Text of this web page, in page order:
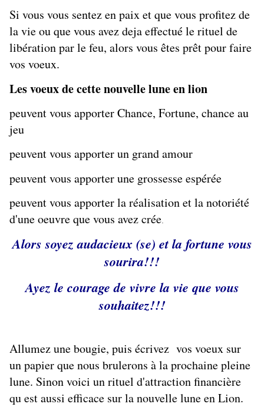
Si vous vous sentez en paix et que vous profitez de
la vie ou que vous avez deja effectué le rituel de
libération par le feu, alors vous êtes prêt pour faire
vos voeux.
Les voeux de cette nouvelle lune en lion
peuvent vous apporter Chance, Fortune, chance au
jeu
peuvent vous apporter un grand amour
peuvent vous apporter une grossesse espérée
peuvent vous apporter la réalisation et la notoriété
d'une oeuvre que vous avez crée
Alors soyez audacieux (se) et la fortune vous
sourira!!!
Ayez le courage de vivre la vie que vous
souhaitez!!!
Allumez une bougie, puis écrivez vos voeux sur
un papier que nous brulerons à la prochaine pleine
lune. Sinon voici un rituel d'attraction financière
qu est aussi efficace sur la nouvelle lune en Lion.